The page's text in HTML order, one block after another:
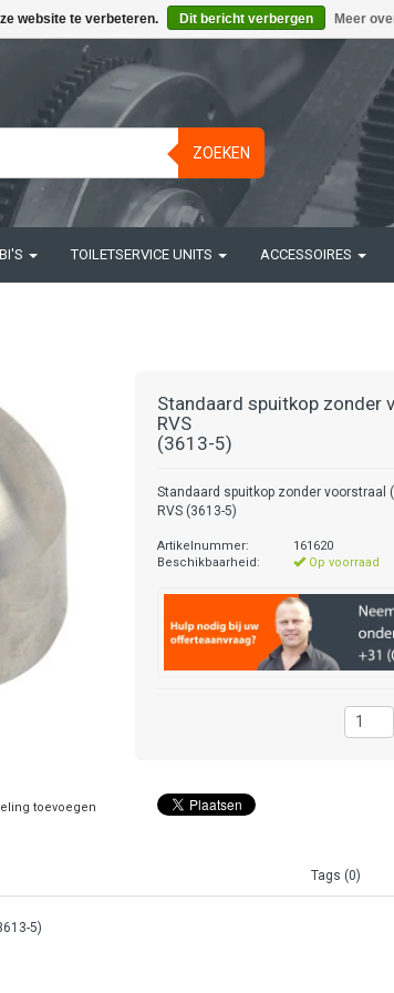
ZOEKEN
TOILETSERVICE UNITS ACCESSOIRES
Standaard spuitkop zonder
RVS
(3613-5)
Standaard spuitkop zonder voorstraal
RVS (3613-5)
Artikelnummer:
161620
Beschikbaarheid:
Op voorraad
toevoegen
Tags (0)
5)
website te verbeteren. Dit bericht verbergen Meer